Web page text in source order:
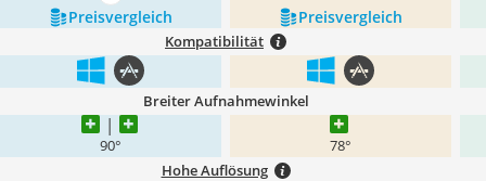
Preis­vergleich
Preis­vergleich
Kompatibilität
Breiter Aufnahmewinkel
90° 78°
Hohe Auflösung